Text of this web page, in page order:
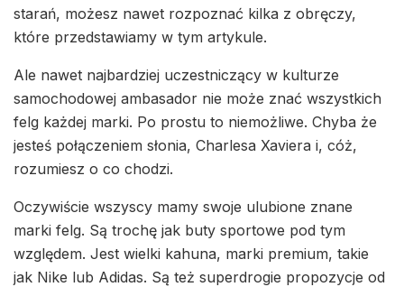
starań, możesz nawet rozpoznać kilka z obręczy,
które przedstawiamy w tym artykule.
Ale nawet najbardziej uczestniczący w kulturze
samochodowej ambasador nie może znać wszystkich
felg każdej marki. Po prostu to niemożliwe. Chyba że
jesteś połączeniem słonia, Charlesa Xaviera i, cóż,
rozumiesz o co chodzi.
Oczywiście wszyscy mamy swoje ulubione znane
marki felg. Są trochę jak buty sportowe pod tym
względem. Jest wielki kahuna, marki premium, takie
jak Nike lub Adidas. Są też superdrogie propozycje od